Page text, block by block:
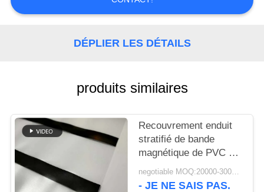
QUALITÉ
CONTACTER
NOUVELLES
DEMANDEZ
UN DEVIS
DÉPLIER LES DÉTAILS
produits similaires
Recouvrement enduit
stratifié de bande
magnétique de PVC de
0.05mm HICO
negotiable MOQ:20000-30000 feuilles
- JE NE SAIS PAS.